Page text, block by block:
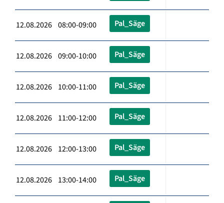
12.08.2026 08:00-09:00 Pal_Säge
12.08.2026 09:00-10:00 Pal_Säge
12.08.2026 10:00-11:00 Pal_Säge
12.08.2026 11:00-12:00 Pal_Säge
12.08.2026 12:00-13:00 Pal_Säge
12.08.2026 13:00-14:00 Pal_Säge